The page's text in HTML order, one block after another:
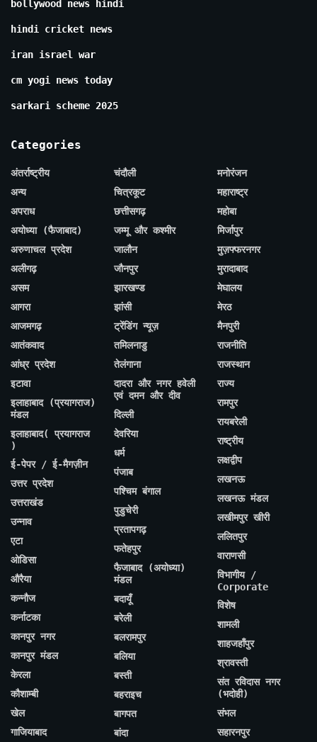
bollywood news hindi
hindi cricket news
iran israel war
cm yogi news today
sarkari scheme 2025
Categories
अंतर्राष्ट्रीय
अन्य
अपराध
अयोध्या (फैजाबाद)
अरुणाचल प्रदेश
अलीगढ़
असम
आगरा
आजमगढ़
आतंकवाद
आंध्र प्रदेश
इटावा
इलाहाबाद (प्रयागराज)
मंडल
इलाहाबाद( प्रयागराज
)
ई-पेपर / ई-मैगज़ीन
उत्तर प्रदेश
उत्तराखंड
उन्नाव
एटा
ओडिसा
औरैया
कन्नौज
कर्नाटका
कानपुर नगर
कानपुर मंडल
केरला
कौशाम्बी
खेल
गाजियाबाद
चंदौली
चित्रकूट
छत्तीसगढ़
जम्मू और कश्मीर
जालौन
जौनपुर
झारखण्ड
झांसी
ट्रेंडिंग न्यूज़
तमिलनाडु
तेलंगाना
दादरा और नगर हवेली
एवं दमन और दीव
दिल्ली
देवरिया
धर्म
पंजाब
पश्चिम बंगाल
पुडुचेरी
प्रतापगढ़
फतेहपुर
फैजाबाद (अयोध्या)
मंडल
बदायूँ
बरेली
बलरामपुर
बलिया
बस्ती
बहराइच
बागपत
बांदा
मनोरंजन
महाराष्ट्र
महोबा
मिर्जापुर
मुज़फ्फरनगर
मुरादाबाद
मेघालय
मेरठ
मैनपुरी
राजनीति
राजस्थान
राज्य
रामपुर
रायबरेली
राष्ट्रीय
लक्षद्वीप
लखनऊ
लखनऊ मंडल
लखीमपुर खीरी
ललितपुर
वाराणसी
विभागीय /
Corporate
विशेष
शामली
शाहजहाँपुर
श्रावस्ती
संत रविदास नगर
(भदोही)
संभल
सहारनपुर